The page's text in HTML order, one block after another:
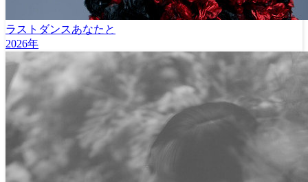
ラストダンスあなたと
2026年